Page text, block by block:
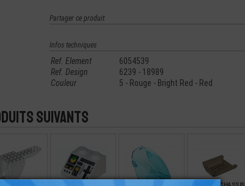
Partager ce produit
Infos techniques
Ref. Element
6054539
Ref. Design
6239 - 18989
Couleur
5 - Rouge - Bright Red - Red
suivants